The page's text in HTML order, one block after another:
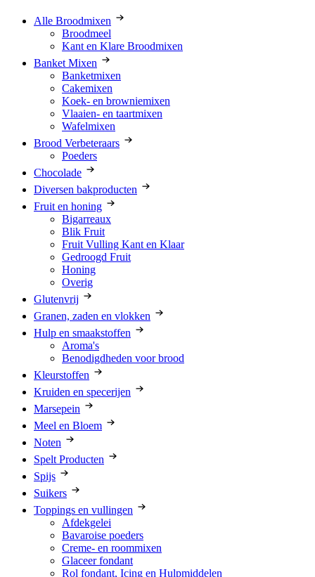
Alle Broodmixen
Broodmeel
Kant en Klare Broodmixen
Banket Mixen
Banketmixen
Cakemixen
Koek- en browniemixen
Vlaaien- en taartmixen
Wafelmixen
Brood Verbeteraars
Poeders
Chocolade
Diversen bakproducten
Fruit en honing
Bigarreaux
Blik Fruit
Fruit Vulling Kant en Klaar
Gedroogd Fruit
Honing
Overig
Glutenvrij
Granen, zaden en vlokken
Hulp en smaakstoffen
Aroma's
Benodigdheden voor brood
Kleurstoffen
Kruiden en specerijen
Marsepein
Meel en Bloem
Noten
Spelt Producten
Spijs
Suikers
Toppings en vullingen
Afdekgelei
Bavaroise poeders
Creme- en roommixen
Glaceer fondant
Rol fondant, Icing en Hulpmiddelen